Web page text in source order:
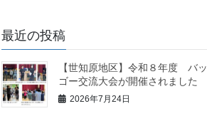
最近の投稿
【世知原地区】令和８年度 バッ
ゴー交流大会が開催されました
2026年7月24日